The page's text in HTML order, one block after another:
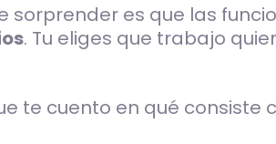
sorprender es que las
. Tu eliges que trabajo
te cuento en qué